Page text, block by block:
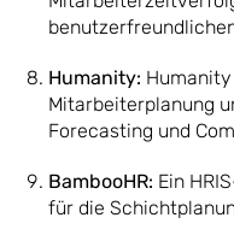
Humanity:
Mitarbeiterplanung
Forecasting und
BambooHR: Ein
für die